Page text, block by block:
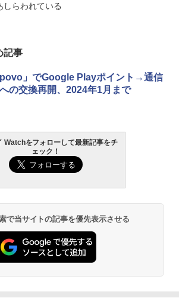
しらわれている
記事
povo」でGoogle Playポイント→通信
の交換再開、2024年1月まで
Watchをフォローして最新記事をチ
ェック！
で当サイトの記事を優先表示させる